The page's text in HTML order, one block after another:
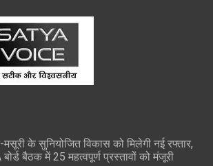
मसूरी के सुनियोजित विकास को मिलेगी नई रफ्तार,
बैठक में 25 महत्वपूर्ण प्रस्तावों को मंजूरी